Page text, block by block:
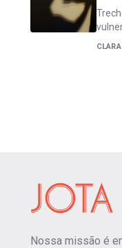
Nossa missão é